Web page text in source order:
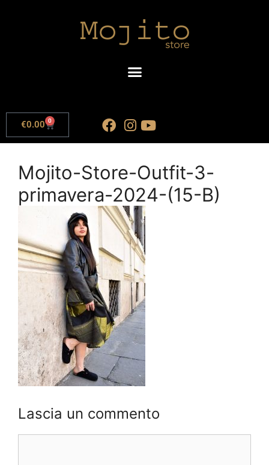
€0.00 0
Mojito-Store-Outfit-3-
primavera-2024-(15-B)
Lascia un commento